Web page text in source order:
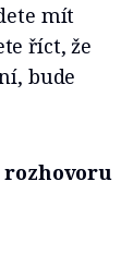
mít
říct, že
bude
rozhovoru